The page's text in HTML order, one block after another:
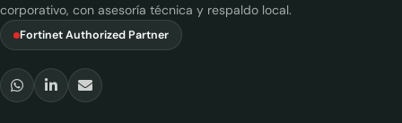
corporativo, con asesoría técnica y respaldo local.
Fortinet Authorized Partner